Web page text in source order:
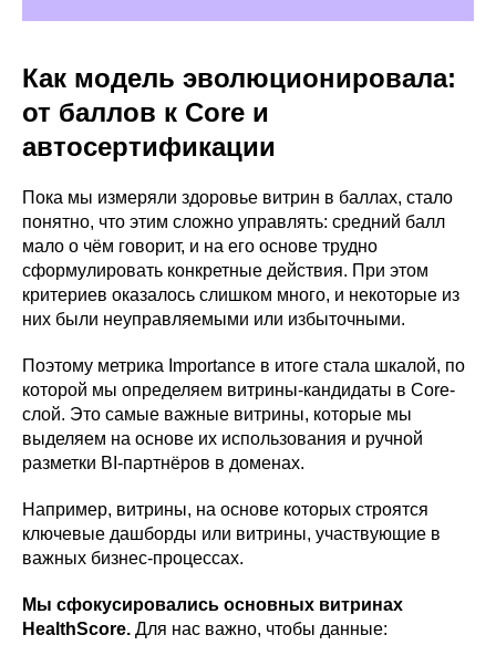
Как модель эволюционировала:
от баллов к Core и
автосертификации
Пока мы измеряли здоровье витрин в баллах, стало
понятно, что этим сложно управлять: средний балл
мало о чём говорит, и на его основе трудно
сформулировать конкретные действия. При этом
критериев оказалось слишком много, и некоторые из
них были неуправляемыми или избыточными.
Поэтому метрика Importance в итоге стала шкалой, по
которой мы определяем витрины-кандидаты в Core-
слой. Это самые важные витрины, которые мы
выделяем на основе их использования и ручной
разметки BI-партнёров в доменах.
Например, витрины, на основе которых строятся
ключевые дашборды или витрины, участвующие в
важных бизнес-процессах.
Мы сфокусировались основных витринах
HealthScore. Для нас важно, чтобы данные: